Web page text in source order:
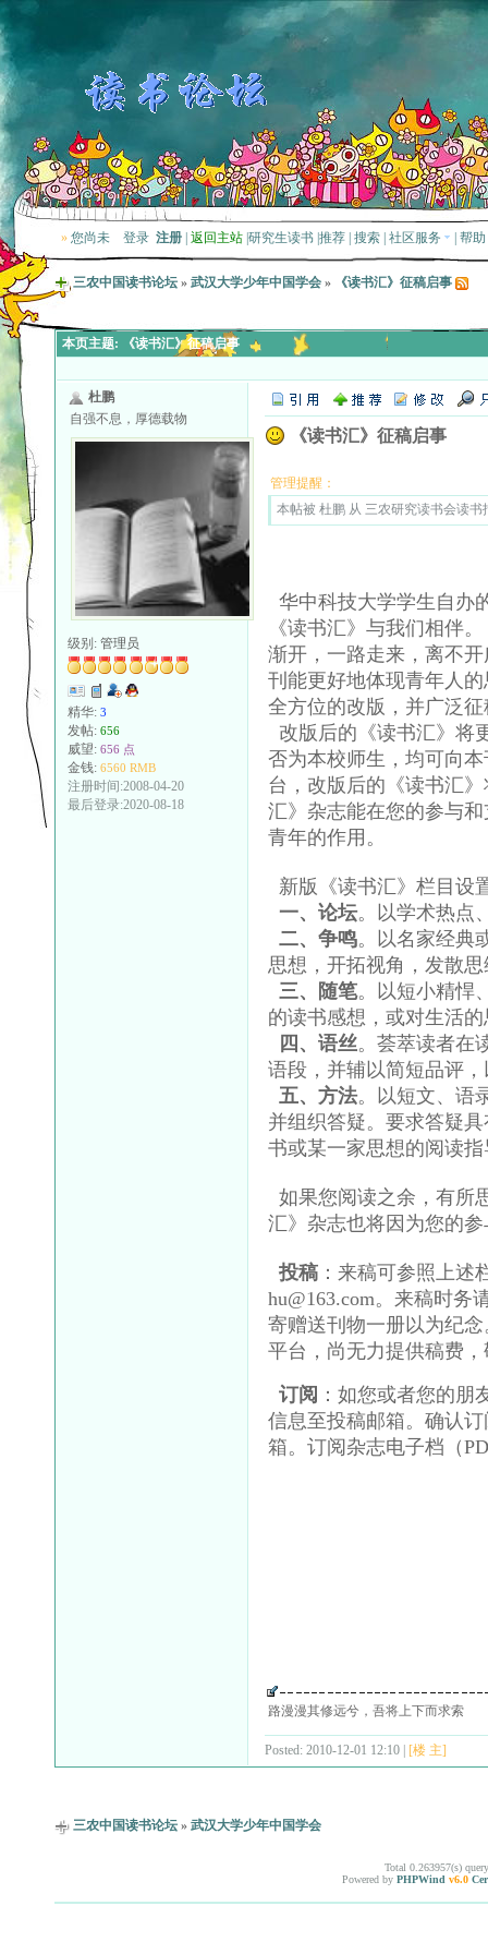
» 您尚未 登录 注册 返回主站 研究生读书 推荐 搜索 社区服务 帮助
三农中国读书论坛 » 武汉大学少年中国学会 » 《读书汇》征稿启事
本页主题: 《读书汇》征稿启事
杜鹏
自强不息，厚德载物
级别: 管理员
精华: 3
发帖: 656
威望: 656 点
金钱: 6560 RMB
注册时间:2008-04-20
最后登录:2020-08-18
《读书汇》征稿启事
管理提醒：
本帖被 杜鹏 从 三农研究读书会读
华中科技大学学生自办
《读书汇》与我们相伴
渐开，一路走来，离不
刊能更好地体现青年人
全方位的改版，并广泛
改版后的《读书汇》将
否为本校师生，均可向
台，改版后的《读书汇
汇》杂志能在您的参与
青年的作用。
新版《读书汇》栏目设
一、论坛。以学术热点
二、争鸣。以名家经典
思想，开拓视角，发散
三、随笔。以短小精悍
的读书感想，或对生活
四、语丝。荟萃读者在
语段，并辅以简短品评
五、方法。以短文、语
并组织答疑。要求答疑
书或某一家思想的阅读
如果您阅读之余，有所
汇》杂志也将因为您的
投稿 ：来稿可参照上述
hu@163.com。来稿时务
寄赠送刊物一册以为纪
平台，尚无力提供稿费
订阅 ：如您或者您的
信息至投稿邮箱。确认
箱。订阅杂志电子档（
路漫漫其修远兮，吾将上下而求索
Posted: 2010-12-01 12:10 | [楼 主]
三农中国读书论坛 » 武汉大学少年中国学会
Total 0.263957(s)
Powered by PHPWind v6.0